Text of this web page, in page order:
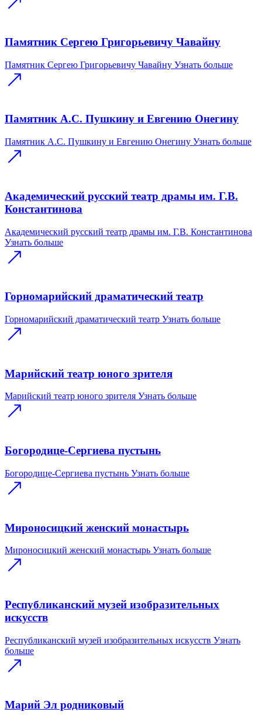
Памятник Сергею Григорьевичу Чавайну
Памятник Сергею Григорьевичу Чавайну Узнать больше
Памятник А.С. Пушкину и Евгению Онегину
Памятник А.С. Пушкину и Евгению Онегину Узнать больше
Академический русский театр драмы им. Г.В.
Константинова
Академический русский театр драмы им. Г.В. Константинова
Узнать больше
Горномарийский драматический театр
Горномарийский драматический театр Узнать больше
Марийский театр юного зрителя
Марийский театр юного зрителя Узнать больше
Богородице-Сергиева пустынь
Богородице-Сергиева пустынь Узнать больше
Мироносицкий женский монастырь
Мироносицкий женский монастырь Узнать больше
Республиканский музей изобразительных
искусств
Республиканский музей изобразительных искусств Узнать
больше
Марий Эл родниковый